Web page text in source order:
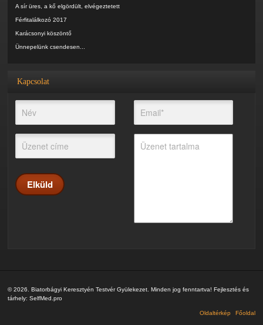
A sír üres, a kő elgördült, elvégeztetett
Férfitalálkozó 2017
Karácsonyi köszöntő
Ünnepelünk csendesen...
Kapcsolat
© 2026. Biatorbágyi Keresztyén Testvér Gyülekezet. Minden jog fenntartva! Fejlesztés és
tárhely:SelfMed.pro
Főoldal
Oldaltérkép